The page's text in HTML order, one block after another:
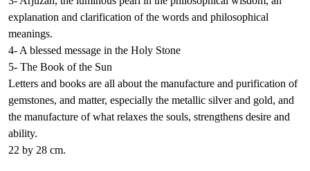
explanation and clarification of the words and philosophical
meanings.
4- A blessed message in the Holy Stone
5- The Book of the Sun
Letters and books are all about the manufacture and purification of
gemstones, and matter, especially the metallic silver and gold, and
the manufacture of what relaxes the souls, strengthens desire and
ability.
22 by 28 cm.